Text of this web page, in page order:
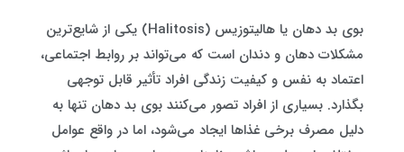
بوی بد دهان یا هالیتوزیس (Halitosis) یکی از شایع‌ترین
مشکلات دهان و دندان است که می‌تواند بر روابط اجتماعی،
اعتماد به نفس و کیفیت زندگی افراد تأثیر قابل توجهی
بگذارد. بسیاری از افراد تصور می‌کنند بوی بد دهان تنها به
دلیل مصرف برخی غذاها ایجاد می‌شود، اما در واقع عوامل